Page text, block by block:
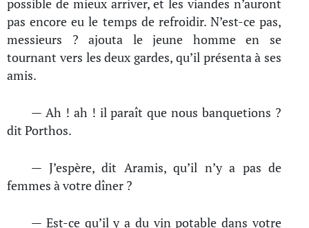
possible de mieux arriver, et les viandes n’auront
pas encore eu le temps de refroidir. N’est-ce pas,
messieurs ? ajouta le jeune homme en se
tournant vers les deux gardes, qu’il présenta à ses
amis.
— Ah ! ah ! il paraît que nous banquetions ?
dit Porthos.
— J’espère, dit Aramis, qu’il n’y a pas de
femmes à votre dîner ?
— Est-ce qu’il y a du vin potable dans votre